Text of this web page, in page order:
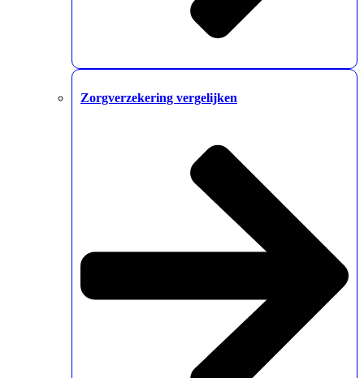
Zorgverzekering vergelijken